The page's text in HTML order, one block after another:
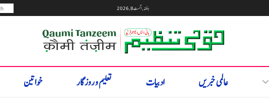
ہفتہ, اگست 8, 2026
عالمی خبریں ادبیات تعلیم و روزگار خواتین